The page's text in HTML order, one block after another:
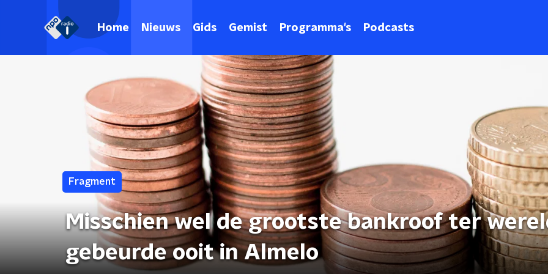
Home Nieuws Gids Gemist Programma's Podcasts
Fragment
Misschien wel de grootste bankroof ter
gebeurde ooit in Almelo